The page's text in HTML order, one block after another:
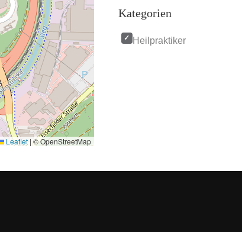
Leaflet |© OpenStreetMap
Kategorien
Heilpraktiker